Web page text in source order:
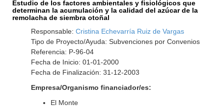
Estudio de los factores ambientales y fisiológicos que
determinan la acumulación y la calidad del azúcar de la
remolacha de siembra otoñal
Responsable: Cristina Echevarría Ruiz de Vargas
Tipo de Proyecto/Ayuda: Subvenciones por Convenios
Referencia: P-96-04
Fecha de Inicio: 01-01-2000
Fecha de Finalización: 31-12-2003
Empresa/Organismo financiador/es:
El Monte